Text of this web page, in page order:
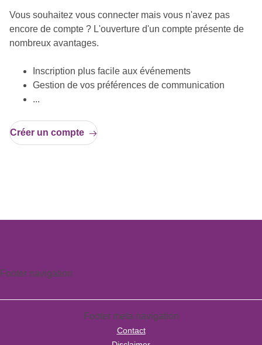
Vous souhaitez vous connecter mais vous n'avez pas
encore de compte ? L'ouverture d'un compte présente de
nombreux avantages.
Inscription plus facile aux événements
Gestion de vos préférences de communication
...
Créer un compte
Footer navigation
Footer meta navigation
Contact